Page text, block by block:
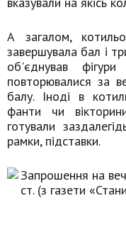
А загалом,
завершувала бал і
об'єднував
повторювалися за
балу. Іноді в
фанти чи
готували
рамки, підставки.